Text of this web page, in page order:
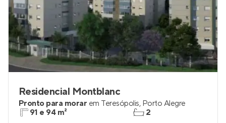
Residencial Montblanc
Pronto para morar em Teresópolis, Porto Alegre
91 e 94 m²
2